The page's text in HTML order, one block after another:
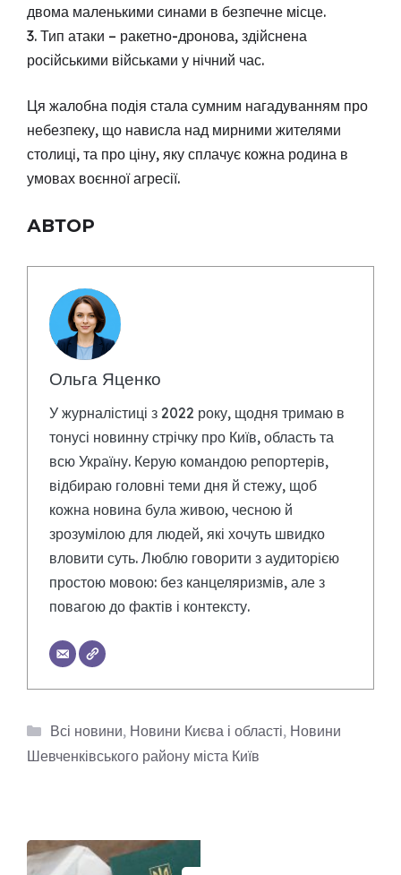
двома маленькими синами в безпечне місце.
3. Тип атаки – ракетно-дронова, здійснена
російськими військами у нічний час.
Ця жалобна подія стала сумним нагадуванням про
небезпеку, що нависла над мирними жителями
столиці, та про ціну, яку сплачує кожна родина в
умовах воєнної агресії.
АВТОР
Ольга Яценко
У журналістиці з 2022 року, щодня тримаю в
тонусі новинну стрічку про Київ, область та
всю Україну. Керую командою репортерів,
відбираю головні теми дня й стежу, щоб
кожна новина була живою, чесною й
зрозумілою для людей, які хочуть швидко
вловити суть. Люблю говорити з аудиторією
простою мовою: без канцеляризмів, але з
повагою до фактів і контексту.
Категорії
Всі новини, Новини Києва і області, Новини
Шевченківського району міста Київ